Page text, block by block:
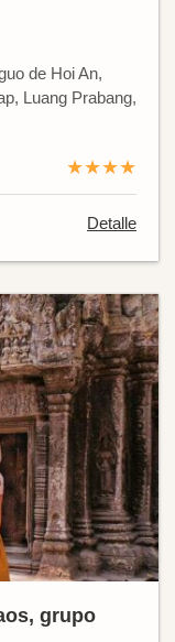
de Hoi An,
Luang Prabang,
★★★★
Detalle
grupo